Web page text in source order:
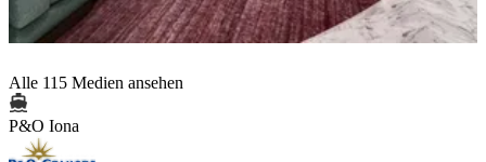
Alle 115 Medien ansehen
P&O Iona